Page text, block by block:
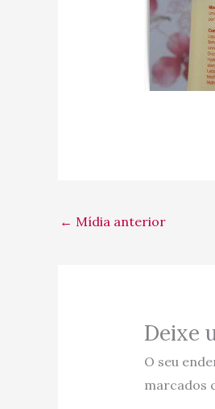
← Mídia anterior
Deixe
O seu
marcados